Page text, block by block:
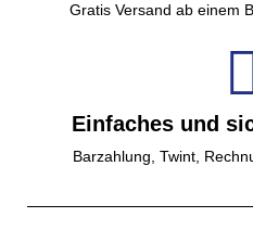
Gratis Versand ab einem
Einfaches und
Barzahlung, Twint,